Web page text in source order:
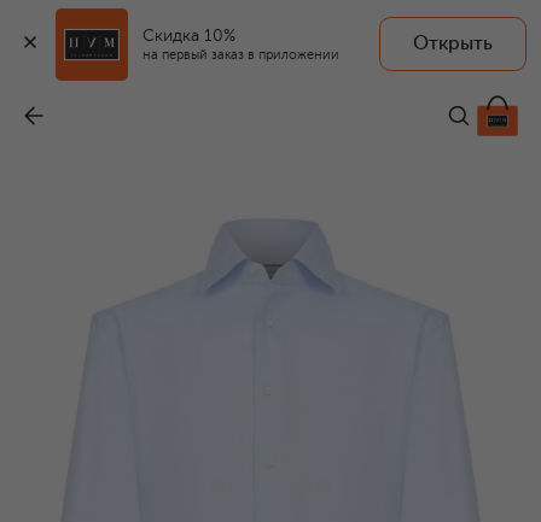
Скидка 10%
на первый заказ в приложении
Открыть
38 600 ₽